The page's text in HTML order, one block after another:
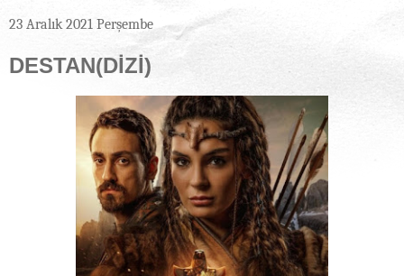
23 Aralık 2021 Perşembe
DESTAN(DİZİ)